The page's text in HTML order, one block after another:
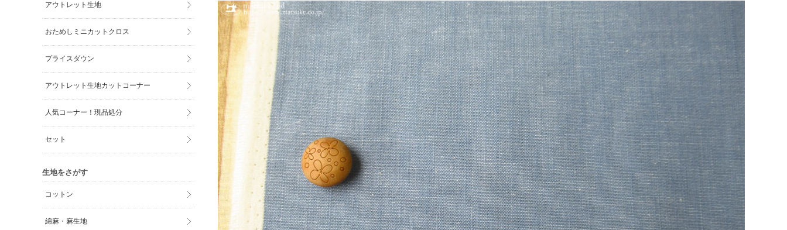
アウトレット生地
おためしミニカットクロス
プライスダウン
アウトレット生地カットコーナー
人気コーナー！現品処分
セット
生地をさがす
コットン
綿麻・麻生地